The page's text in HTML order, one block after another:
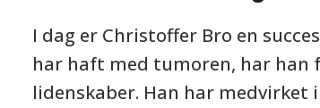
I dag er Christoffer Bro en
har haft med tumoren, har
lidenskaber. Han har